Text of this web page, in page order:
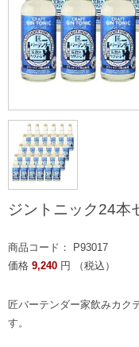
ジントニック24本
商品コード： P93017
価格 9,240 円 （税込）
匠バーテンダー家飲みカク
す。